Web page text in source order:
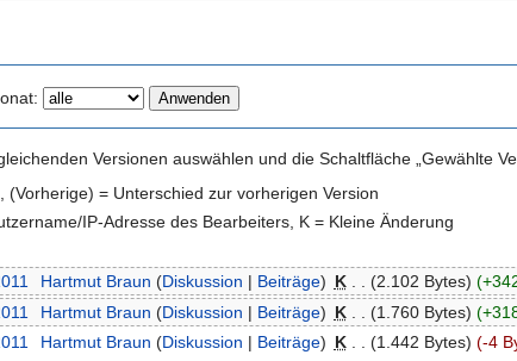
Versionen auswählen und die Schaltfläche „Gewählte
= Unterschied zur vorherigen Version
IP-Adresse des Bearbeiters, K = Kleine Änderung
Hartmut Braun (Diskussion | Beiträge) K . . (2.102 Bytes)
Hartmut Braun (Diskussion | Beiträge) K (1.760 Bytes)
Hartmut Braun (Diskussion | Beiträge) K (1.442 Bytes) (-4